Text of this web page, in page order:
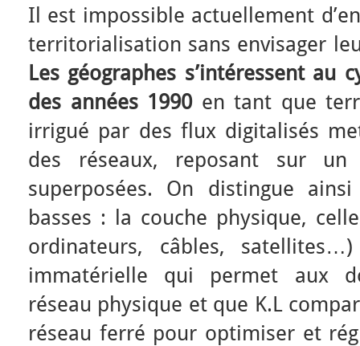
Il est impossible actuellement
territorialisation sans envisager
Les géographes s’intéressent au
des années 1990en tant que
irrigué par des flux digitalisés
des réseaux, reposant sur un
superposées. On distingue
basses : la couche physique,
ordinateurs, câbles,
immatérielle qui permet aux
réseau physique et que K.L
réseau ferré pour optimiser et